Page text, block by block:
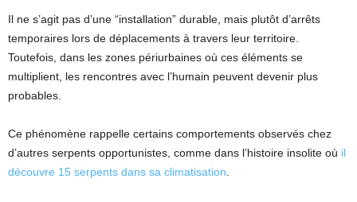
Il ne s’agit pas d’une “installation” durable, mais plutôt d’arrêts
temporaires lors de déplacements à travers leur territoire.
Toutefois, dans les zones périurbaines où ces éléments se
multiplient, les rencontres avec l’humain peuvent devenir plus
probables.
Ce phénomène rappelle certains comportements observés chez
d’autres serpents opportunistes, comme dans l’histoire insolite où il
découvre 15 serpents dans sa climatisation.